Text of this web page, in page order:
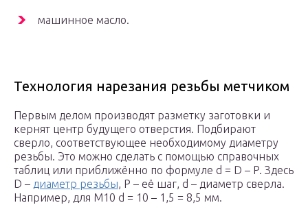
машинное масло.
Технология нарезания резьбы метчиком
Первым делом производят разметку заготовки и
кернят центр будущего отверстия. Подбирают
сверло, соответствующее необходимому диаметру
резьбы. Это можно сделать с помощью справочных
таблиц или приближённо по формуле d = D – P. Здесь
D – диаметр резьбы, P – её шаг, d – диаметр сверла.
Например, для М10 d = 10 – 1,5 = 8,5 мм.